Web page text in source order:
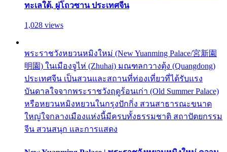
ทะเลใต้, ผู่โถวซาน ประเทศจีน
1,028 views
พระราชวังหยวนหมิงใหม่ (New Yuanming Palace/宮新園
明園) ในเมืองจูไห่ (Zhuhai) มณฑลกวางตุ้ง (Quangdong)
ประเทศจีน เป็นสวนและสถานที่ท่องเที่ยวที่ได้รับแรง
บันดาลใจจากพระราชวังฤดูร้อนเก่า (Old Summer Palace)
หรือหยวนหมิงหยวนในกรุงปักกิ่ง สวนสาธารณะขนาด
ใหญ่ใจกลางเมืองแห่งนี้มีครบทั้งธรรมชาติ สถาปัตยกรรม
จีน สวนสนุก และการแสดง